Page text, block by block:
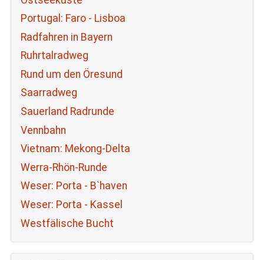
Portugal: Faro - Lisboa
Radfahren in Bayern
Ruhrtalradweg
Rund um den Öresund
Saarradweg
Sauerland Radrunde
Vennbahn
Vietnam: Mekong-Delta
Werra-Rhön-Runde
Weser: Porta - B`haven
Weser: Porta - Kassel
Westfälische Bucht